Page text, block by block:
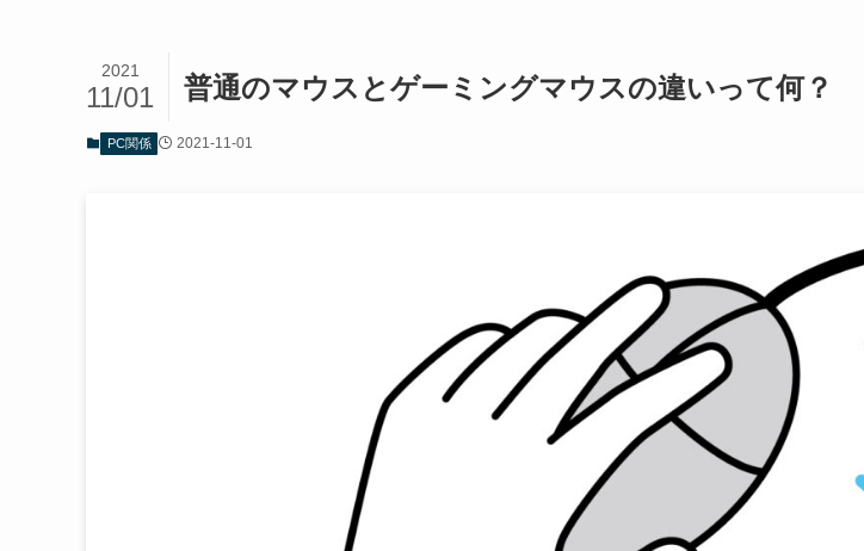
普通のマウスとゲーミングマウスの違いって何？
2021
11/01
PC関係 2021-11-01